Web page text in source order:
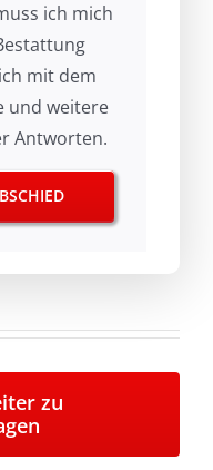
ich mich
mit dem
und weitere
Antworten.
zu